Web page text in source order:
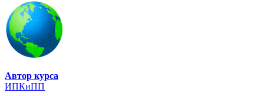
Автор курса
ИПКиПП